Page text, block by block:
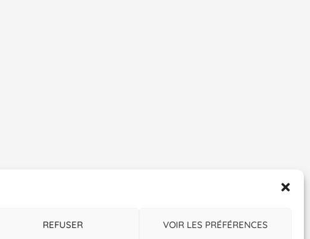
REFUSER VOIR LES PRÉFÉRENCES